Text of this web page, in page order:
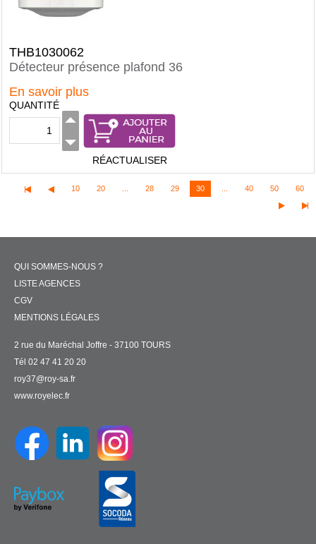
THB1030062
Détecteur présence plafond 36
En savoir plus
QUANTITÉ
RÉACTUALISER
10 20 28 29 30 40 50 60
QUI SOMMES-NOUS ?
LISTE AGENCES
CGV
MENTIONS LÉGALES
2 rue du Maréchal Joffre - 37100 TOURS
Tél 02 47 41 20 20
roy37@roy-sa.fr
www.royelec.fr